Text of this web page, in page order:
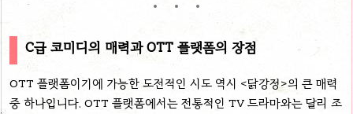
C급 코미디의 매력과 OTT 플랫폼의 장점
OTT 플랫폼이기에 가능한 도전적인 시도 역시 <닭강정>의 큰 매력
중 하나입니다. OTT 플랫폼에서는 전통적인 TV 드라마와는 달리 조